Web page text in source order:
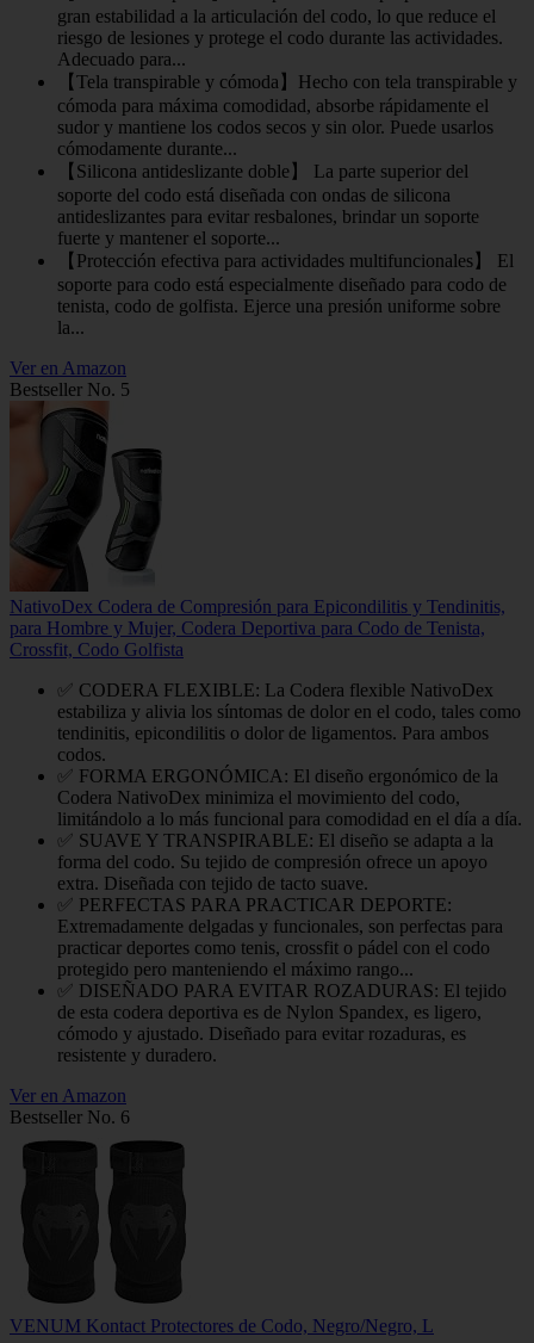
gran estabilidad a la articulación del codo, lo que reduce el
riesgo de lesiones y protege el codo durante las actividades.
Adecuado para...
【Tela transpirable y cómoda】Hecho con tela transpirable y
cómoda para máxima comodidad, absorbe rápidamente el
sudor y mantiene los codos secos y sin olor. Puede usarlos
cómodamente durante...
【Silicona antideslizante doble】 La parte superior del
soporte del codo está diseñada con ondas de silicona
antideslizantes para evitar resbalones, brindar un soporte
fuerte y mantener el soporte...
【Protección efectiva para actividades multifuncionales】 El
soporte para codo está especialmente diseñado para codo de
tenista, codo de golfista. Ejerce una presión uniforme sobre
la...
Ver en Amazon
Bestseller No. 5
NativoDex Codera de Compresión para Epicondilitis y Tendinitis,
para Hombre y Mujer, Codera Deportiva para Codo de Tenista,
Crossfit, Codo Golfista
✅ CODERA FLEXIBLE: La Codera flexible NativoDex
estabiliza y alivia los síntomas de dolor en el codo, tales como
tendinitis, epicondilitis o dolor de ligamentos. Para ambos
codos.
✅ FORMA ERGONÓMICA: El diseño ergonómico de la
Codera NativoDex minimiza el movimiento del codo,
limitándolo a lo más funcional para comodidad en el día a día.
✅ SUAVE Y TRANSPIRABLE: El diseño se adapta a la
forma del codo. Su tejido de compresión ofrece un apoyo
extra. Diseñada con tejido de tacto suave.
✅ PERFECTAS PARA PRACTICAR DEPORTE:
Extremadamente delgadas y funcionales, son perfectas para
practicar deportes como tenis, crossfit o pádel con el codo
protegido pero manteniendo el máximo rango...
✅ DISEÑADO PARA EVITAR ROZADURAS: El tejido
de esta codera deportiva es de Nylon Spandex, es ligero,
cómodo y ajustado. Diseñado para evitar rozaduras, es
resistente y duradero.
Ver en Amazon
Bestseller No. 6
VENUM Kontact Protectores de Codo, Negro/Negro, L